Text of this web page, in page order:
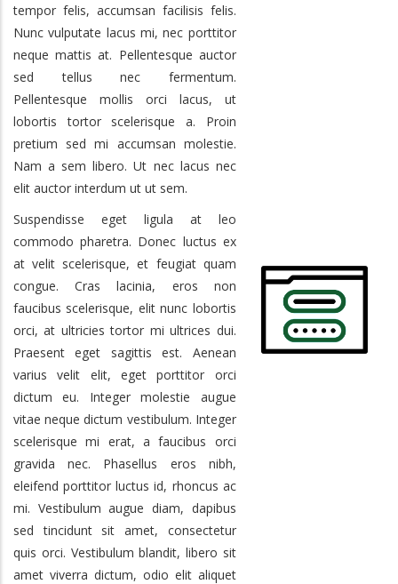
tempor felis, accumsan facilisis felis.
Nunc vulputate lacus mi, nec porttitor
neque mattis at. Pellentesque auctor
sed tellus nec fermentum.
Pellentesque mollis orci lacus, ut
lobortis tortor scelerisque a. Proin
pretium sed mi accumsan molestie.
Nam a sem libero. Ut nec lacus nec
elit auctor interdum ut ut sem.
Suspendisse eget ligula at leo
commodo pharetra. Donec luctus ex
at velit scelerisque, et feugiat quam
congue. Cras lacinia, eros non
faucibus scelerisque, elit nunc lobortis
orci, at ultricies tortor mi ultrices dui.
Praesent eget sagittis est. Aenean
varius velit elit, eget porttitor orci
dictum eu. Integer molestie augue
vitae neque dictum vestibulum. Integer
scelerisque mi erat, a faucibus orci
gravida nec. Phasellus eros nibh,
eleifend porttitor luctus id, rhoncus ac
mi. Vestibulum augue diam, dapibus
sed tincidunt sit amet, consectetur
quis orci. Vestibulum blandit, libero sit
amet viverra dictum, odio elit aliquet